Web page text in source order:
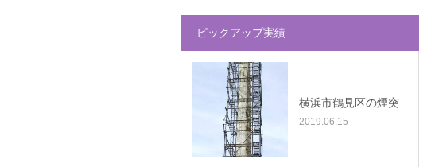
ピックアップ実績
横浜市鶴見区の煙突
2019.06.15